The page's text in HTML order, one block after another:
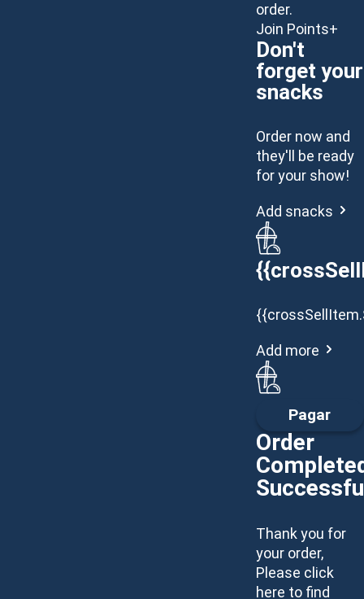
order.
Join Points+
Don't
forget your
snacks
Order now and
they'll be ready
for your show!
Add snacks
Add more
Pagar
Order
Thank you for
your order,
Please click
here to find